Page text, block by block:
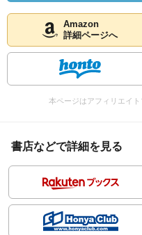
Amazon
詳細ページへ
本ページはアフィリエイ
書店などで詳細を見る